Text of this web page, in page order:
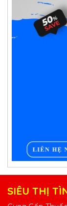
SIÊU THỊ